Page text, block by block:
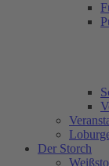
Der Storch